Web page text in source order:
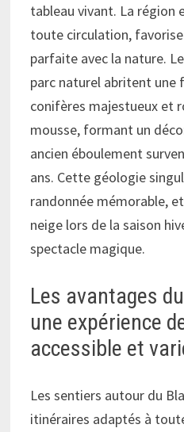
tableau vivant. La région
toute circulation,
parfaite avec la nature.
parc naturel abritent une
conifères majestueux et
mousse, formant un
ancien éboulement
ans. Cette géologie
randonnée mémorable,
neige lors de la saison
spectacle magique.
Les avantages
une expérience
accessible et
Les sentiers autour du
itinéraires adaptés à